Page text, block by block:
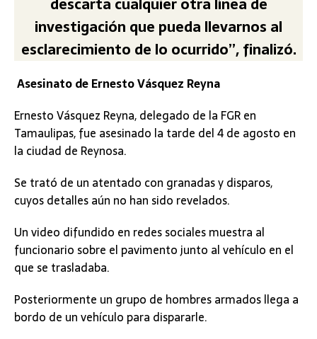
investigación que pueda llevarnos al
esclarecimiento de lo ocurrido”, finalizó.
Asesinato de Ernesto Vásquez Reyna
Ernesto Vásquez Reyna, delegado de la FGR en
Tamaulipas, fue asesinado la tarde del 4 de agosto en
la ciudad de Reynosa.
Se trató de un atentado con granadas y disparos,
cuyos detalles aún no han sido revelados.
Un video difundido en redes sociales muestra al
funcionario sobre el pavimento junto al vehículo en el
que se trasladaba.
Posteriormente un grupo de hombres armados llega a
bordo de un vehículo para dispararle.